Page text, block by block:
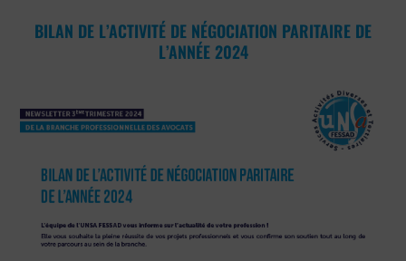
BILAN DE L’ACTIVITÉ DE NÉGOCIATION PARITAIRE DE
L’ANNÉE 2024